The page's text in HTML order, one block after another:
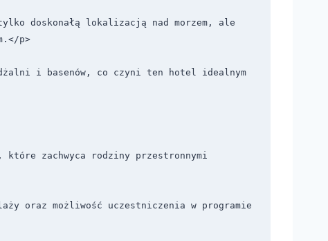
doskonałą lokalizacją nad morzem, ale
p>
i basenów, co czyni ten hotel idealnym
które zachwyca rodziny przestronnymi
oraz możliwość uczestniczenia w programie